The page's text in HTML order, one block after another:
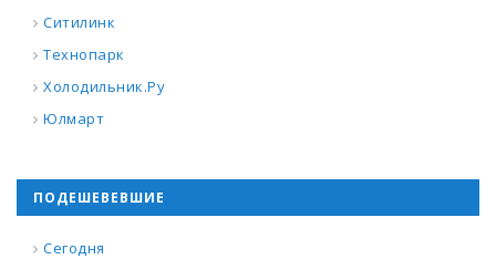
Ситилинк
Технопарк
Холодильник.Ру
Юлмарт
ПОДЕШЕВЕВШИЕ
Сегодня